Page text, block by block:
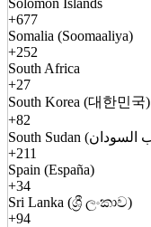
Solomon Islands
+677
Somalia (Soomaaliya)
+252
South Africa
+27
South Korea (대한민국)
+82
+211
Spain (España)
+34
Sri Lanka (ශ්‍රී ලංකාව)
+94